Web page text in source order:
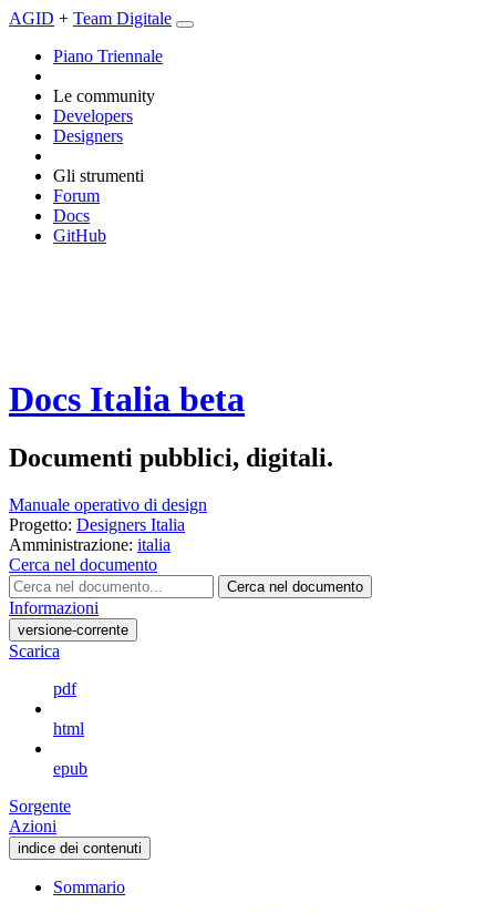
AGID + Team Digitale
Piano Triennale
Le community
Developers
Designers
Gli strumenti
Forum
Docs
GitHub
Docs Italia beta
Documenti pubblici, digitali.
Manuale operativo di design
Progetto: Designers Italia
Amministrazione: italia
Cerca nel documento
Cerca nel documento
Informazioni
versione-corrente
Scarica
pdf
html
epub
Sorgente
Azioni
indice dei contenuti
Sommario